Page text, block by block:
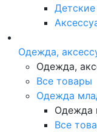
Детские
Одежда,
Одежда,
Все товары
Одежда
Одежда
Все